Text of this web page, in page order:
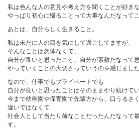
私は色んな人の意見や考え方を聞くことが好きな
やっぱり初心に帰ることって大事なんだなって
あとは、自分らしく生きること。
私は未だに人の目を気にして過ごしてますが、
そんなことは勿体なくて、
自分が良いと思ったこと、自分が素敵だなって
やっていくことの大切さっていうのを感じました
なので、仕事でもプライベートでも
自分が良いと思ったことはそのままやり続けて
今まで幼稚園や保育園で先輩方から、口うるさ
違いではなくて
社会人として当たり前なことだったんだなって
す。